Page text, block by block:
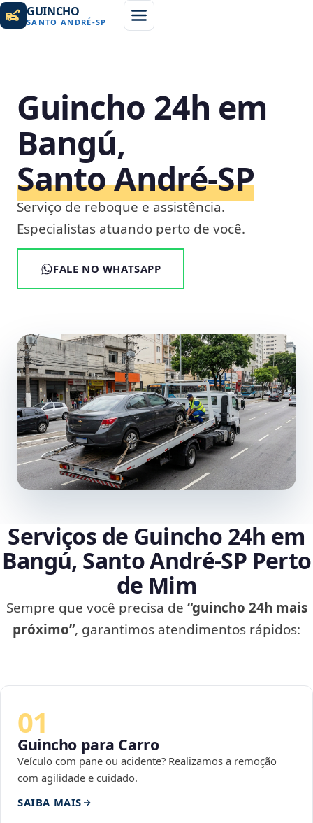
GUINCHO
SANTO ANDRÉ-SP
Guincho 24h em
Bangú,
Santo André‑SP
Serviço de reboque e assistência.
Especialistas atuando perto de você.
FALE NO WHATSAPP
Serviços de Guincho 24h em
Bangú, Santo André‑SP Perto
de Mim
Sempre que você precisa de “guincho 24h mais
próximo”, garantimos atendimentos rápidos:
01
Guincho para Carro
Veículo com pane ou acidente? Realizamos a remoção
com agilidade e cuidado.
SAIBA MAIS